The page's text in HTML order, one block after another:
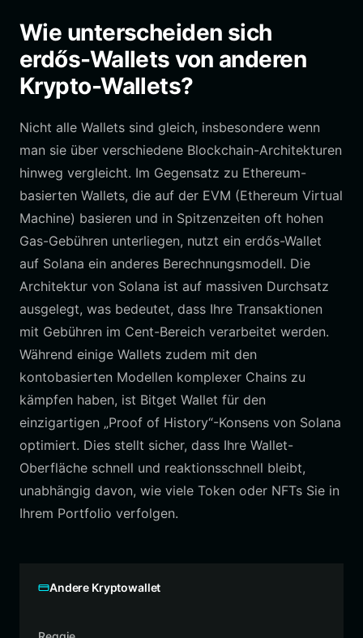
Wie unterscheiden sich
erdős-Wallets von anderen
Krypto-Wallets?
Nicht alle Wallets sind gleich, insbesondere wenn
man sie über verschiedene Blockchain-Architekturen
hinweg vergleicht. Im Gegensatz zu Ethereum-
basierten Wallets, die auf der EVM (Ethereum Virtual
Machine) basieren und in Spitzenzeiten oft hohen
Gas-Gebühren unterliegen, nutzt ein erdős-Wallet
auf Solana ein anderes Berechnungsmodell. Die
Architektur von Solana ist auf massiven Durchsatz
ausgelegt, was bedeutet, dass Ihre Transaktionen
mit Gebühren im Cent-Bereich verarbeitet werden.
Während einige Wallets zudem mit den
kontobasierten Modellen komplexer Chains zu
kämpfen haben, ist Bitget Wallet für den
einzigartigen „Proof of History“-Konsens von Solana
optimiert. Dies stellt sicher, dass Ihre Wallet-
Oberfläche schnell und reaktionsschnell bleibt,
unabhängig davon, wie viele Token oder NFTs Sie in
Ihrem Portfolio verfolgen.
Andere Kryptowallet